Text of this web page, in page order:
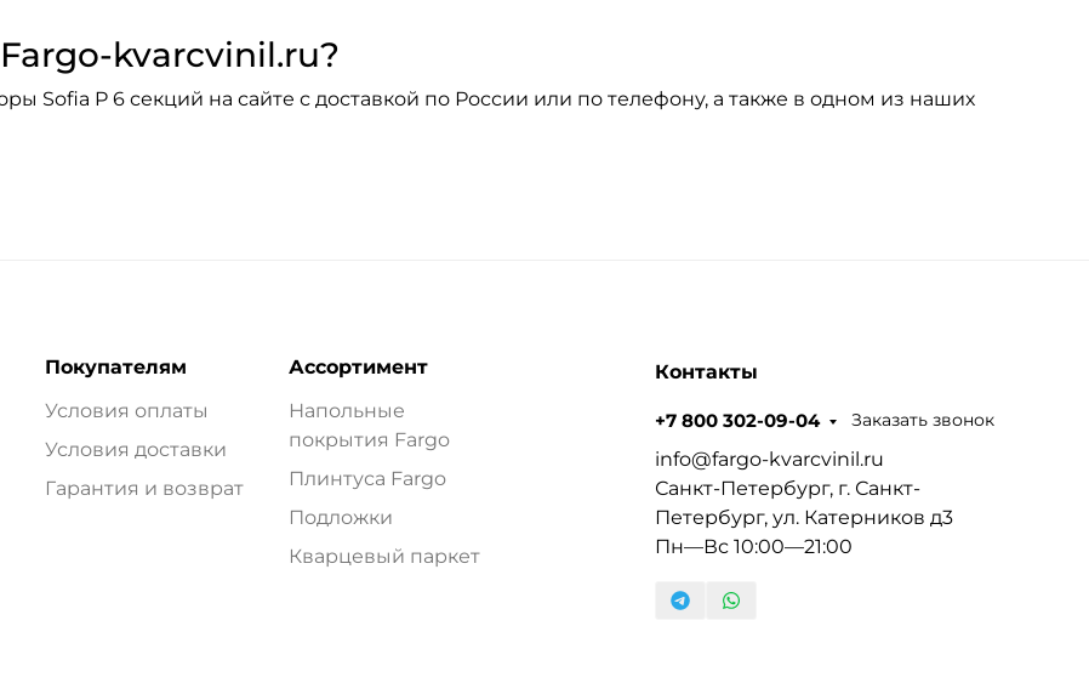
kvarcvinil.ru?
Sofia P 6 секций на сайте с доставкой по России или по телефону, а также в одном из наших
Покупателям
Условия оплаты
Условия доставки
Гарантия и возврат
Ассортимент
Напольные
покрытия Fargo
Плинтуса Fargo
Подложки
Кварцевый паркет
Контакты
+7 800 302-09-04 Заказать звонок
info@fargo-kvarcvinil.ru
Санкт-Петербург, г. Санкт-
Петербург, ул. Катерников д3
Пн—Вс 10:00—21:00